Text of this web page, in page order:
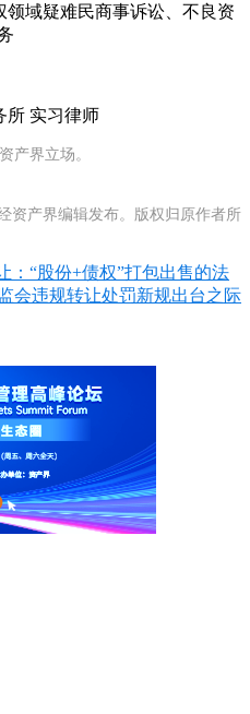
域疑难民商事诉讼、不良资
所 实习律师
产界立场。
资产界编辑发布。版权归原作者所
：“股份+债权”打包出售的法
违规转让处罚新规出台之际